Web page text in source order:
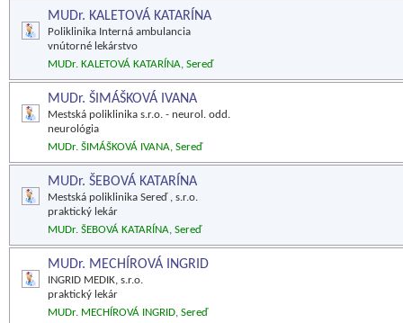
MUDr. KALETOVÁ KATARÍNA
Poliklinika Interná ambulancia
vnútorné lekárstvo
MUDr. KALETOVÁ KATARÍNA, Sereď
MUDr. ŠIMÁŠKOVÁ IVANA
Mestská poliklinika s.r.o. - neurol. odd.
neurológia
MUDr. ŠIMÁŠKOVÁ IVANA, Sereď
MUDr. ŠEBOVÁ KATARÍNA
Mestská poliklinika Sereď , s.r.o.
praktický lekár
MUDr. ŠEBOVÁ KATARÍNA, Sereď
MUDr. MECHÍROVÁ INGRID
INGRID MEDIK, s.r.o.
praktický lekár
MUDr. MECHÍROVÁ INGRID, Sereď